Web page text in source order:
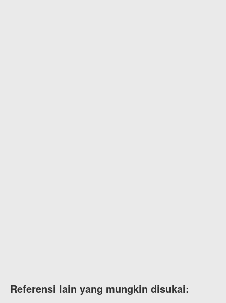
Referensi lain yang mungkin disukai: